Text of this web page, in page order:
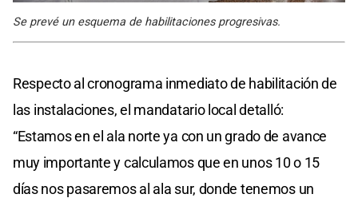
Se prevé un esquema de habilitaciones progresivas.
Respecto al cronograma inmediato de habilitación de
las instalaciones, el mandatario local detalló:
“Estamos en el ala norte ya con un grado de avance
muy importante y calculamos que en unos 10 o 15
días nos pasaremos al ala sur, donde tenemos un